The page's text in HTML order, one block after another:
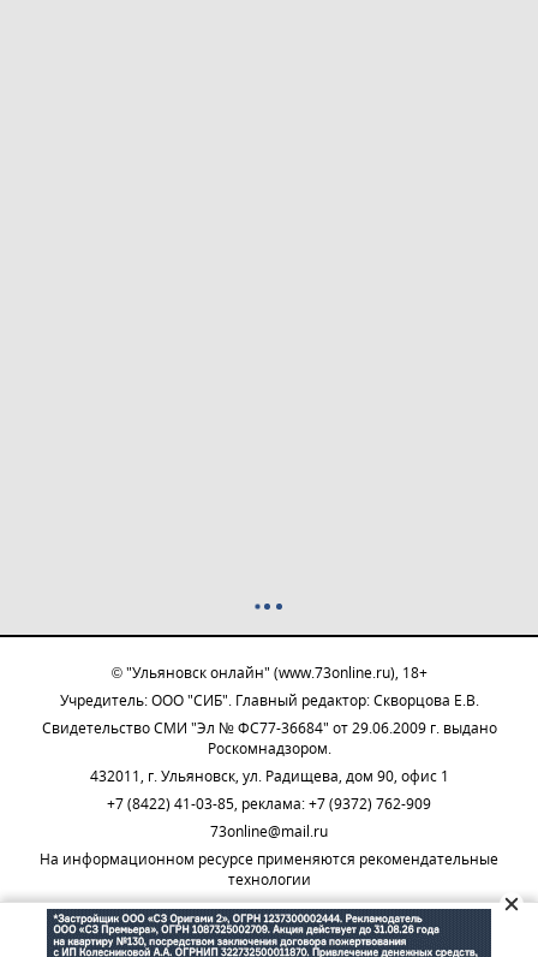
© "Ульяновск онлайн" (www.73online.ru), 18+
Учредитель: ООО "СИБ". Главный редактор: Скворцова Е.В.
Свидетельство СМИ "Эл № ФС77-36684" от 29.06.2009 г. выдано
Роскомнадзором.
432011, г. Ульяновск, ул. Радищева, дом 90, офис 1
+7 (8422) 41-03-85, реклама: +7 (9372) 762-909
73online@mail.ru
На информационном ресурсе применяются рекомендательные
технологии